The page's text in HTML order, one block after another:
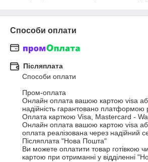
Способи оплати
Післяплата
Способи оплати
Пром-оплата
Онлайн оплата вашою картою visa
надійність гарантовано платформою
Оплата карткою Visa, Mastercard -
Онлайн оплата вашою картою visa
оплата реалізована через надійний
Післяплата "Нова Пошта"
Ви можете оплатити товар готівкою
картою при отриманні у відділенні